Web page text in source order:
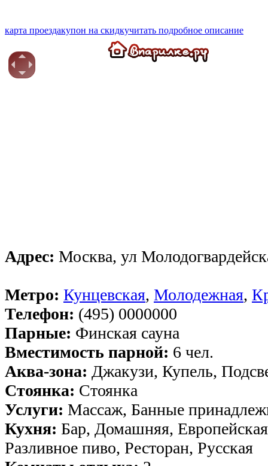
карта проездакупон на скидкучитать подробное описание
Адрес: Москва, ул
Метро: Кунцевская, Молодежная,
Телефон: (495) 0000000
Парные: Финская сауна
Вместимость парной: 6 чел.
Аква-зона: Джакузи, Купель,
Стоянка: Стоянка
Услуги: Массаж, Банные
Кухня: Бар, Домашняя,
Разливное пиво, Ресторан, Русская